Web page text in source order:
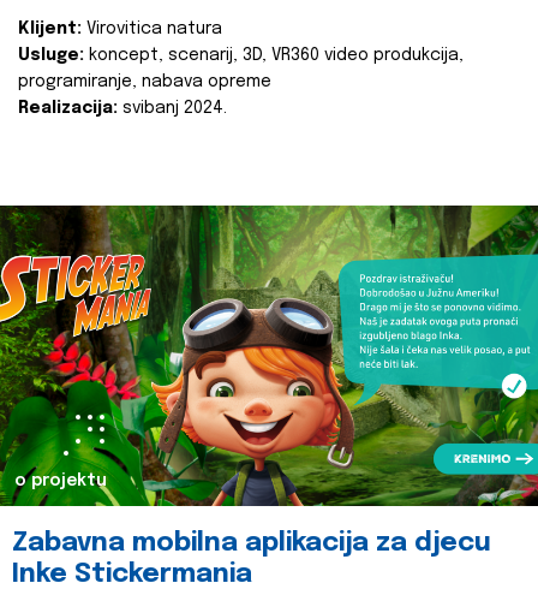
Klijent: Virovitica natura
Usluge: koncept, scenarij, 3D, VR360 video produkcija,
programiranje, nabava opreme
Realizacija: svibanj 2024.
o projektu
Zabavna mobilna aplikacija za djecu
Inke Stickermania